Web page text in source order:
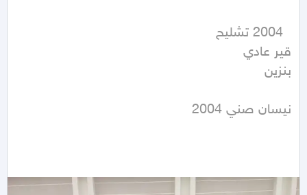
بنزين
نيسان صني 2004